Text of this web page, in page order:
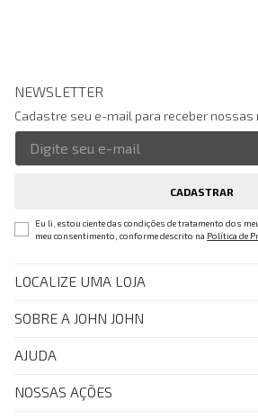
NEWSLETTER
Cadastre seu e-mail para receber nossas
CADASTRAR
Eu li, estou ciente das condições de tratamento dos
meu consentimento, conforme descrito na Política de
LOCALIZE UMA LOJA
SOBRE A JOHN JOHN
Quem Somos
John John Club
AJUDA
FAQ
NOSSAS AÇÕES